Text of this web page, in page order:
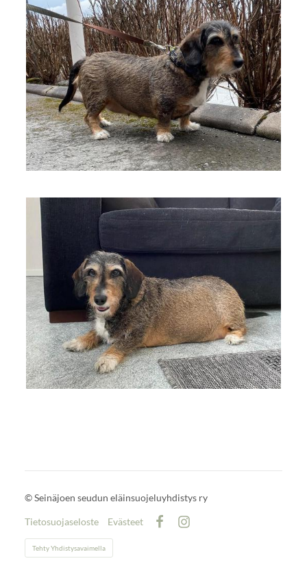
©Seinäjoen seudun eläinsuojeluyhdistys ry
Tietosuojaseloste
Evästeet
Tehty Yhdistysavaimella